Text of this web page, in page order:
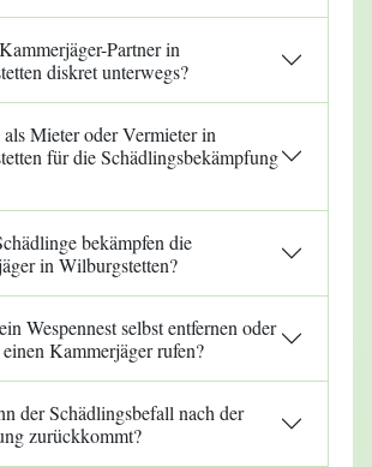
Partner in
diskret unterwegs?
Mieter oder Vermieter in
für die Schädlingsbekämpfung
bekämpfen die
in Wilburgstetten?
Wespennest selbst entfernen oder
Kammerjäger rufen?
der Schädlingsbefall nach der
zurückkommt?